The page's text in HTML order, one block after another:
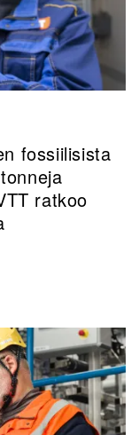
fossiilisista
ratkoo